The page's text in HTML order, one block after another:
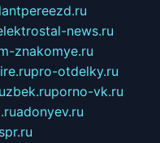
news.ru
znakomye.ru
pro-otdelky.ru
porno-vk.ru
adonyev.ru